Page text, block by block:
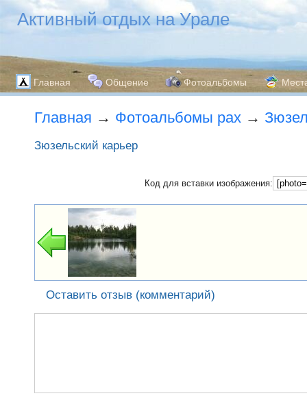
Активный отдых на Урале
Главная Общение Фотоальбомы
Главная → Фотоальбомы pax →
Зюзельский карьер
Код для вставки изображения:
Оставить отзыв (комментарий)